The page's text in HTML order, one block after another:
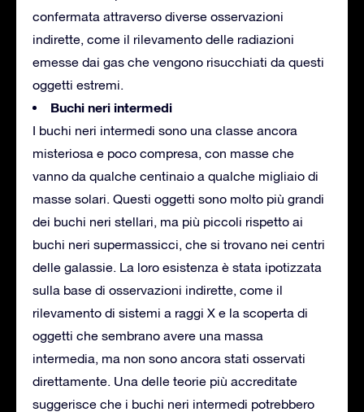
confermata attraverso diverse osservazioni
indirette, come il rilevamento delle radiazioni
emesse dai gas che vengono risucchiati da questi
oggetti estremi.
Buchi neri intermedi
I buchi neri intermedi sono una classe ancora
misteriosa e poco compresa, con masse che
vanno da qualche centinaio a qualche migliaio di
masse solari. Questi oggetti sono molto più grandi
dei buchi neri stellari, ma più piccoli rispetto ai
buchi neri supermassicci, che si trovano nei centri
delle galassie. La loro esistenza è stata ipotizzata
sulla base di osservazioni indirette, come il
rilevamento di sistemi a raggi X e la scoperta di
oggetti che sembrano avere una massa
intermedia, ma non sono ancora stati osservati
direttamente. Una delle teorie più accreditate
suggerisce che i buchi neri intermedi potrebbero